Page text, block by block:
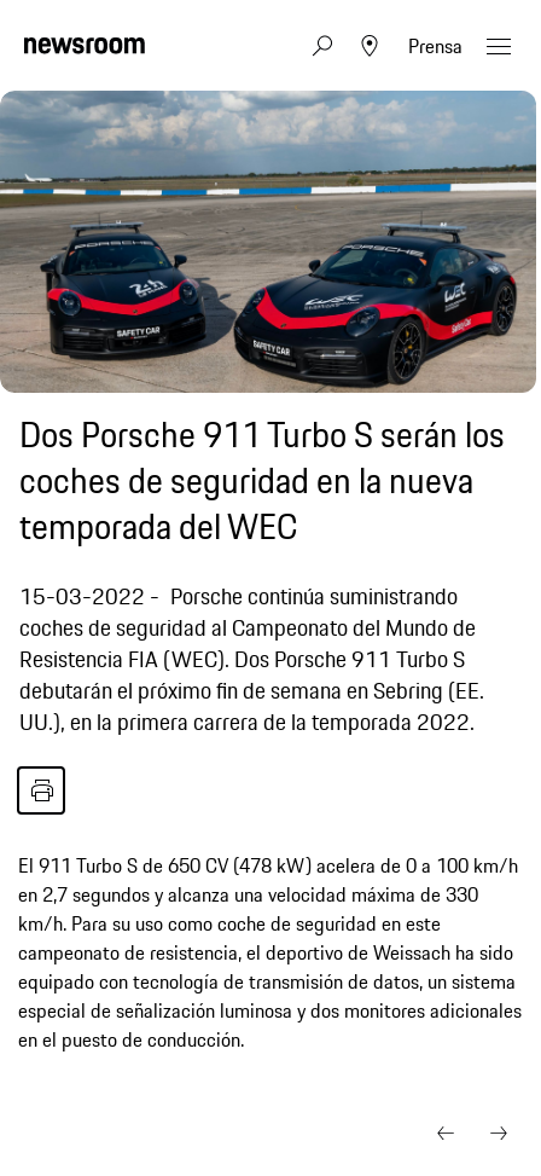
Prensa
Dos Porsche 911 Turbo S serán los
coches de seguridad en la nueva
temporada del WEC
15-03-2022
Porsche continúa suministrando
coches de seguridad al Campeonato del Mundo de
Resistencia FIA (WEC). Dos Porsche 911 Turbo S
debutarán el próximo fin de semana en Sebring (EE.
UU.), en la primera carrera de la temporada 2022.
El 911 Turbo S de 650 CV (478 kW) acelera de 0 a 100 km/h
en 2,7 segundos y alcanza una velocidad máxima de 330
km/h. Para su uso como coche de seguridad en este
campeonato de resistencia, el deportivo de Weissach ha sido
equipado con tecnología de transmisión de datos, un sistema
especial de señalización luminosa y dos monitores adicionales
en el puesto de conducción.